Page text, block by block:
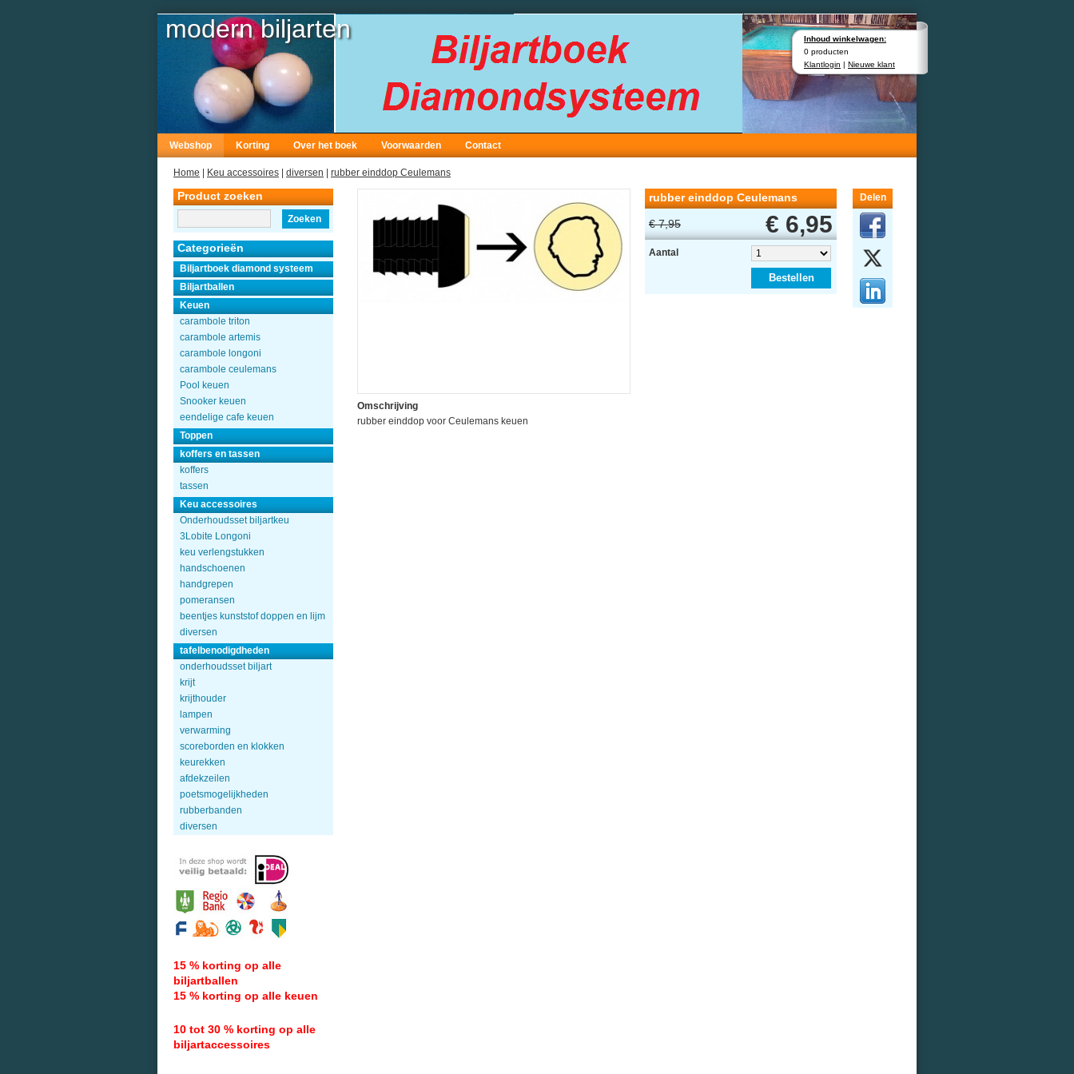
Inhoud winkelwagen:
0 producten
Klantlogin | Nieuwe klant
modern biljarten
Webshop Korting Over het boek Voorwaarden Contact
Home Keu accessoires diversen rubber einddop Ceulemans
Product zoeken
Zoeken
Categorieën
Biljartboek diamond systeem
Biljartballen
Keuen
carambole triton
carambole artemis
carambole longoni
carambole ceulemans
Pool keuen
Snooker keuen
eendelige cafe keuen
Toppen
koffers en tassen
koffers
tassen
Keu accessoires
Onderhoudsset biljartkeu
3Lobite Longoni
keu verlengstukken
handschoenen
handgrepen
pomeransen
beentjes kunststof doppen en lijm
diversen
tafelbenodigdheden
onderhoudsset biljart
krijt
krijthouder
lampen
verwarming
scoreborden en klokken
keurekken
afdekzeilen
poetsmogelijkheden
rubberbanden
diversen
15 % korting op alle
biljartballen
15 % korting op alle keuen
10 tot 30 % korting op alle
biljartaccessoires
rubber einddop Ceulemans
€ 7,95 € 6,95
Aantal
Bestellen
Delen
Omschrijving
rubber einddop voor Ceulemans keuen